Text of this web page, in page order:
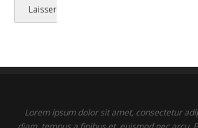
Lorem ipsum dolor sit amet, consectetur